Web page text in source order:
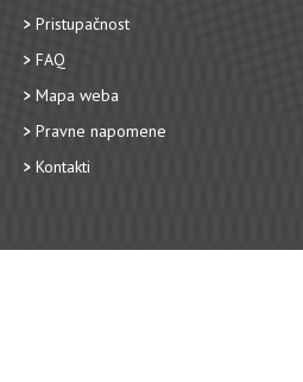
Pristupačnost
FAQ
Mapa weba
Pravne napomene
Kontakti